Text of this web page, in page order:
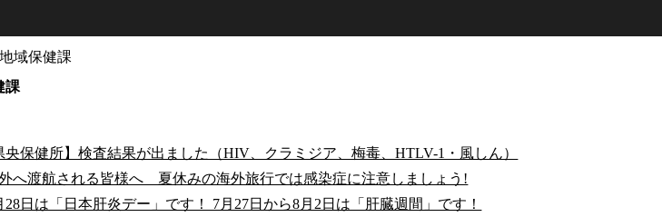
域保健課
課
央保健所】検査結果が出ました（HIV、クラミジア、梅毒、HTLV-1・風しん）
へ渡航される皆様へ 夏休みの海外旅行では感染症に注意しましょう!
28日は「日本肝炎デー」です！ 7月27日から8月2日は「肝臓週間」です！